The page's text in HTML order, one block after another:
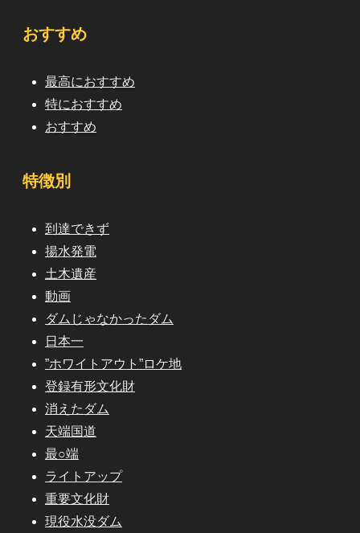
おすすめ
最高におすすめ
特におすすめ
おすすめ
特徴別
到達できず
揚水発電
土木遺産
動画
ダムじゃなかったダム
日本一
”ホワイトアウト”ロケ地
登録有形文化財
消えたダム
天端国道
最○端
ライトアップ
重要文化財
現役水没ダム